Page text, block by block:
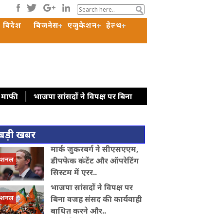
विदेश बिजनेस एजुकेशन
हेल्थ
भाजपा सांसदों ने विपक्ष पर बिना
कोर्ट
रूस के राष्ट्रपति पुत‍िन ने सेना में
मोदी का जताया आभार, बोले- भारत ने
बढ़ाने पर चर्चा
पीठ में ऐंठन के
खबर
मार्क जुकरबर्ग ने सीएसएएम,
डीपफेक कंटेंट और ऑपरेटिंग
सिस्टम में एरर..
भाजपा सांसदों ने विपक्ष पर
बिना वजह संसद की कार्यवाही
बाधित करने और..